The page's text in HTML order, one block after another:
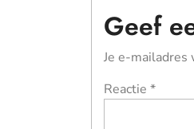
Geef
Je e-
Reactie *